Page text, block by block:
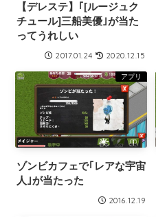
【デレステ】｢[ルージュク
チュール]三船美優｣が当た
ってうれしい
2017.01.24 2020.12.15
アプリ
ゾンビカフェで｢レアな宇宙
人｣が当たった
2016.12.19